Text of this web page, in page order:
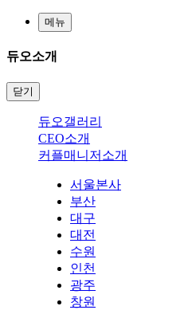
메뉴
듀오소개
닫기
듀오갤러리
CEO소개
커플매니저소개
서울본사
부산
대구
대전
수원
인천
광주
창원